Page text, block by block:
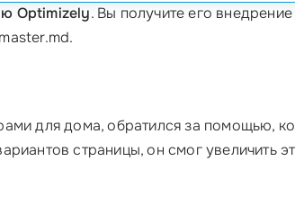
Optimizely. Вы получите его
для дома, обратился за помощью,
страницы, он смог увеличить